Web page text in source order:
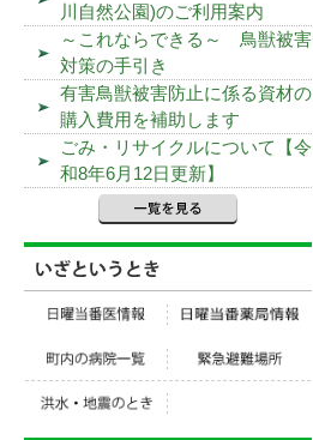
川自然公園)のご利用案内
～これならできる～ 鳥獣被害
対策の手引き
有害鳥獣被害防止に係る資材の
購入費用を補助します
ごみ・リサイクルについて【令
和8年6月12日更新】